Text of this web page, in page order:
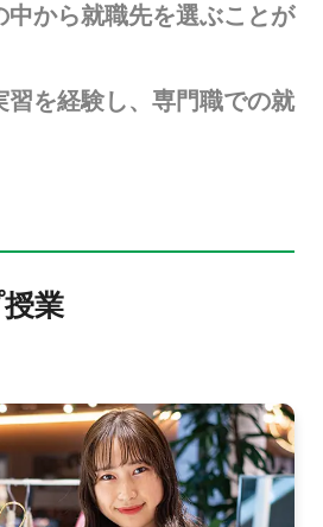
中から就職先を選ぶことが
習を経験し、専門職での就
業